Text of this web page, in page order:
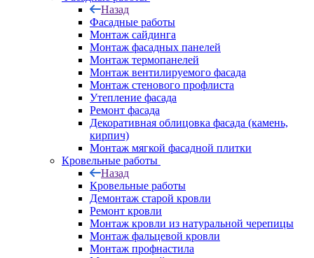
Назад
Фасадные работы
Монтаж сайдинга
Монтаж фасадных панелей
Монтаж термопанелей
Монтаж вентилируемого фасада
Монтаж стенового профлиста
Утепление фасада
Ремонт фасада
Декоративная облицовка фасада (камень,
кирпич)
Монтаж мягкой фасадной плитки
Кровельные работы
Назад
Кровельные работы
Демонтаж старой кровли
Ремонт кровли
Монтаж кровли из натуральной черепицы
Монтаж фальцевой кровли
Монтаж профнастила